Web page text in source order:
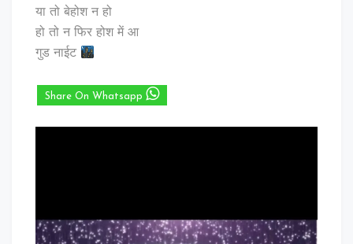
या तो बेहोश न हो
हो तो न फिर होश में आ
गुड नाईट
Share On Whatsapp